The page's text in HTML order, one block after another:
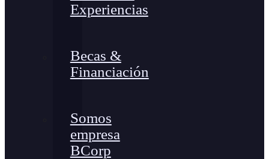
Experiencias
Becas &
Financiación
Somos
empresa
BCorp